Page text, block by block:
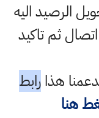
تحويل الرصيد اليه
ثم تاكيد
هذارابط
هنا